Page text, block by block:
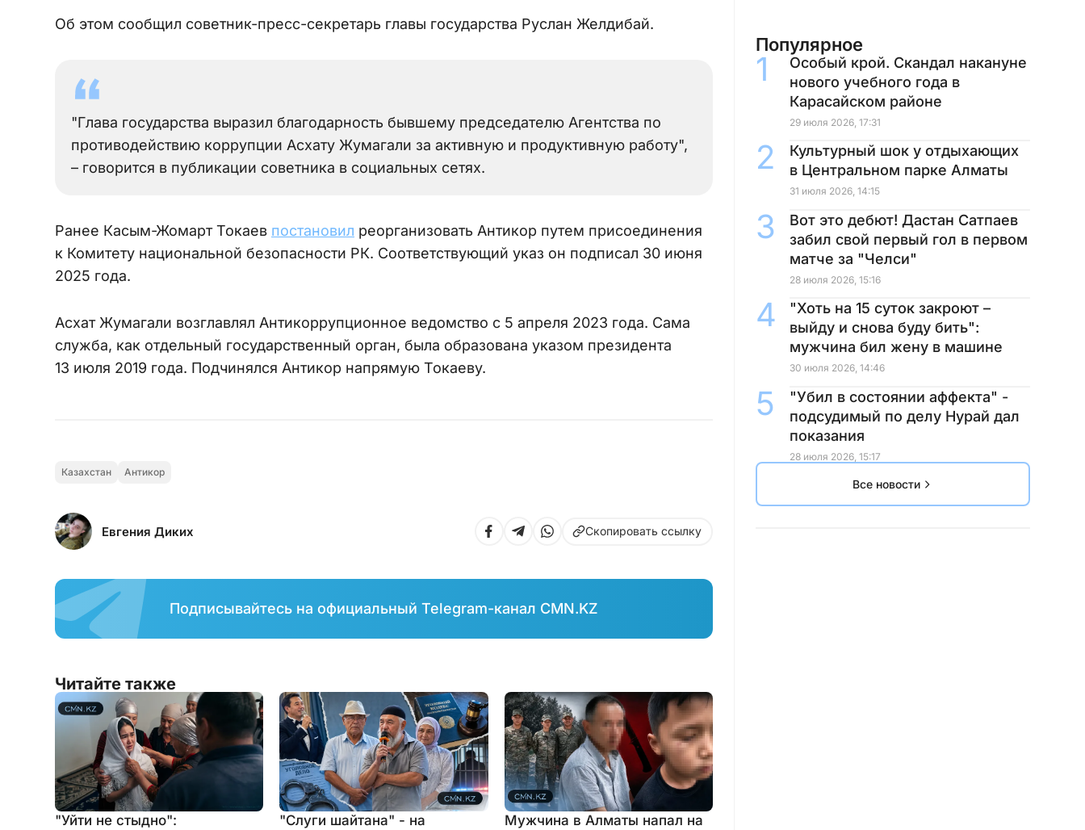
Об этом сообщил советник-пресс-секретарь главы государства Руслан Желдибай.
"Глава государства выразил благодарность бывшему председателю Агентства по
противодействию коррупции Асхату Жумагали за активную и продуктивную работу",
– говорится в публикации советника в социальных сетях.
Ранее Касым-Жомарт Токаев постановил реорганизовать Антикор путем присоединения
к Комитету национальной безопасности РК. Соответствующий указ он подписал 30 июня
2025 года.
Асхат Жумагали возглавлял Антикоррупционное ведомство с 5 апреля 2023 года. Сама
служба, как отдельный государственный орган, была образована указом президента
13 июля 2019 года. Подчинялся Антикор напрямую Токаеву.
Казахстан Антикор
Евгения Диких Скопировать ссылку
Подписывайтесь на официальный Telegram-канал CMN.KZ
Читайте также
"Уйти не стыдно":
"Слуги шайтана" - на
Мужчина в Алматы напал на
Популярное
Особый крой. Скандал накануне
нового учебного года в
Карасайском районе
29 июля 2026, 17:31
Культурный шок у отдыхающих
в Центральном парке Алматы
31 июля 2026, 14:15
Вот это дебют! Дастан Сатпаев
забил свой первый гол в первом
матче за "Челси"
28 июля 2026, 15:16
"Хоть на 15 суток закроют –
выйду и снова буду бить":
мужчина бил жену в машине
30 июля 2026, 14:46
"Убил в состоянии аффекта" -
подсудимый по делу Нурай дал
показания
28 июля 2026, 15:17
Все новости